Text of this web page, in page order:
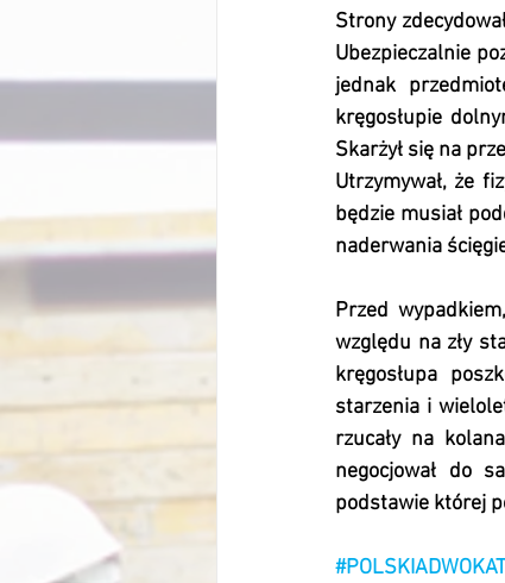
Strony
Ubezpieczalnie
jednak
kręgosłupie
Skarżył się na
Utrzymywał, że
będzie musiał
naderwania
Przed
względu na zły
kręgosłupa
starzenia i
rzucały na
negocjował do
podstawie której